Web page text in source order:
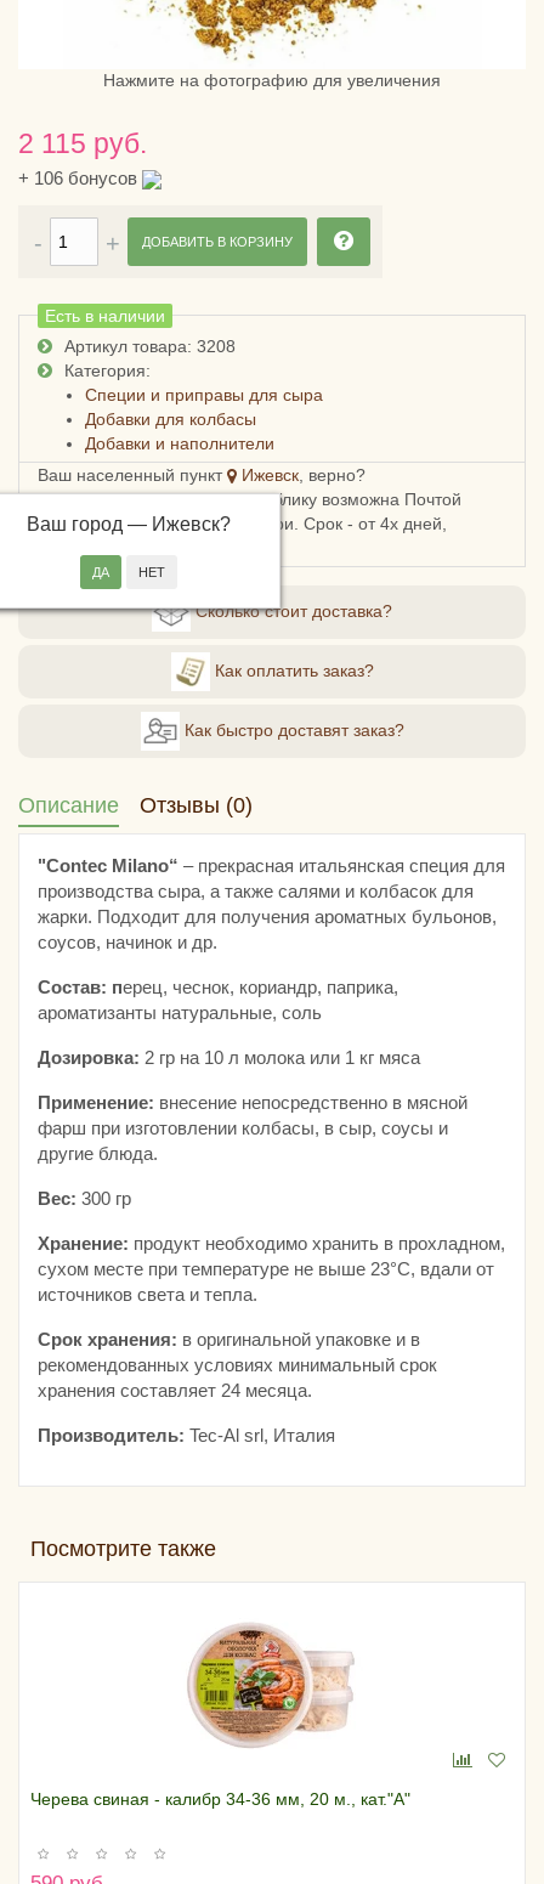
Нажмите на фотографию для увеличения
2 115 руб.
+ 106 бонусов
Есть в наличии
Артикул товара: 3208
Категория:
Специи и приправы для сыра
Добавки для колбасы
Добавки и наполнители
Ваш населенный пункт
Ижевск , верно?
Ваш город — Ижевск?
Доставка в Удмуртскую республику возможна Почтой
России, СДЭКом или Боксберри. Срок - от 4х дней,
ДОБАВИТЬ В КОРЗИНУ
Сколько стоит доставка?
Как оплатить заказ?
Как быстро доставят заказ?
Описание Отзывы (0)
"Contec Milano“ – прекрасная итальянская специя для
производства сыра, а также салями и колбасок для
жарки. Подходит для получения ароматных бульонов,
соусов, начинок и др.
Состав: перец, чеснок, кориандр, паприка,
ароматизанты натуральные, соль
Дозировка: 2 гр на 10 л молока или 1 кг мяса
Применение: внесение непосредственно в мясной
фарш при изготовлении колбасы, в сыр, соусы и
другие блюда.
Вес: 300 гр
Хранение: продукт необходимо хранить в прохладном,
сухом месте при температуре не выше 23°C, вдали от
источников света и тепла.
Срок хранения: в оригинальной упаковке и в
рекомендованных условиях минимальный срок
хранения составляет 24 месяца.
Производитель: Tec-Al srl, Италия
Посмотрите также
Черева свиная - калибр 34-36 мм, 20 м., кат."А"